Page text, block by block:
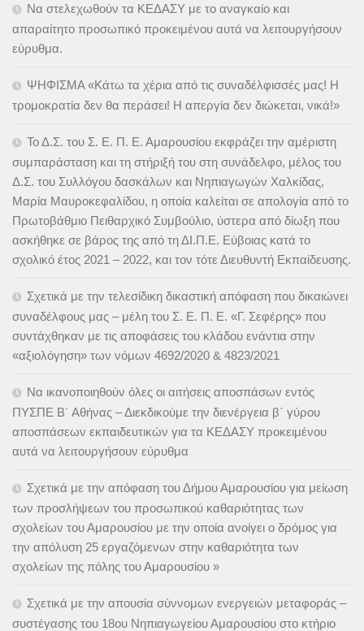
Να στελεχωθούν τα ΚΕΔΑΣΥ με το αναγκαίο και
απαραίτητο προσωπικό προκειμένου αυτά να λειτουργήσουν
εύρυθμα.
ΨΗΦΙΣΜΑ «Κάτω τα χέρια από τις συναδέλφισσές μας! Η
τρομοκρατία δεν θα περάσει! Η απεργία δεν διώκεται, νικά!»
Το Δ.Σ. του Σ. Ε. Π. Ε. Αμαρουσίου εκφράζει την αμέριστη
συμπαράσταση και τη στήριξή του στη συνάδελφο, μέλος του
Δ.Σ. του Συλλόγου δασκάλων και Νηπιαγωγών Χαλκίδας,
Μαρία Μαυροκεφαλίδου, η οποία καλείται σε απολογία από το
Πρωτοβάθμιο Πειθαρχικό Συμβούλιο, ύστερα από δίωξη που
ασκήθηκε σε βάρος της από τη ΔΙ.Π.Ε. Εύβοιας κατά το
σχολικό έτος 2021 – 2022, και τον τότε Διευθυντή Εκπαίδευσης.
Σχετικά με την τελεσίδικη δικαστική απόφαση που δικαιώνει
συναδέλφους μας – μέλη του Σ. Ε. Π. Ε. «Γ. Σεφέρης» που
συντάχθηκαν με τις αποφάσεις του κλάδου ενάντια στην
«αξιολόγηση» των νόμων 4692/2020 & 4823/2021
Να ικανοποιηθούν όλες οι αιτήσεις αποσπάσων εντός
ΠΥΣΠΕ Β΄ Αθήνας – Διεκδικούμε την διενέργεια β΄ γύρου
αποσπάσεων εκπαιδευτικών για τα ΚΕΔΑΣΥ προκειμένου
αυτά να λειτουργήσουν εύρυθμα
Σχετικά με την απόφαση του Δήμου Αμαρουσίου για μείωση
των προσλήψεων του προσωπικού καθαριότητας των
σχολείων του Αμαρουσίου με την οποία ανοίγει ο δρόμος για
την απόλυση 25 εργαζόμενων στην καθαριότητα των
σχολείων της πόλης του Αμαρουσίου »
Σχετικά με την απουσία σύννομων ενεργειών μεταφοράς –
συστέγασης του 18ου Νηπιαγωγείου Αμαρουσίου στο κτήριο